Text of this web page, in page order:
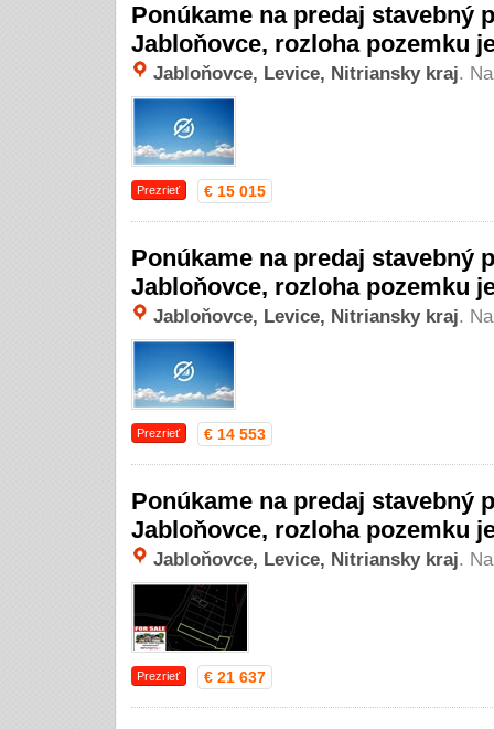
Ponúkame na predaj stavebný
Jabloňovce, rozloha pozemku
Jabloňovce, Levice, Nitriansky kraj.
Prezrieť € 15 015
Ponúkame na predaj stavebný
Jabloňovce, rozloha pozemku
Jabloňovce, Levice, Nitriansky kraj.
Prezrieť € 14 553
Ponúkame na predaj stavebný
Jabloňovce, rozloha pozemku
Jabloňovce, Levice, Nitriansky kraj.
Prezrieť € 21 637